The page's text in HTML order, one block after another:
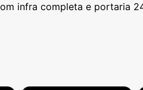
infra completa e portaria